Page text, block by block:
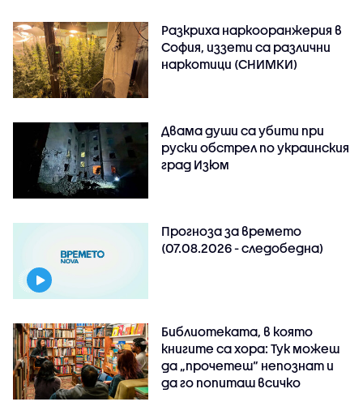
Разкриха наркооранжерия в
София, иззети са различни
наркотици (СНИМКИ)
Двама души са убити при
руски обстрeл по украинския
град Изюм
Прогноза за времето
(07.08.2026 - следобедна)
Библиотеката, в която
книгите са хора: Тук можеш
да „прочетеш“ непознат и
да го попиташ всичко